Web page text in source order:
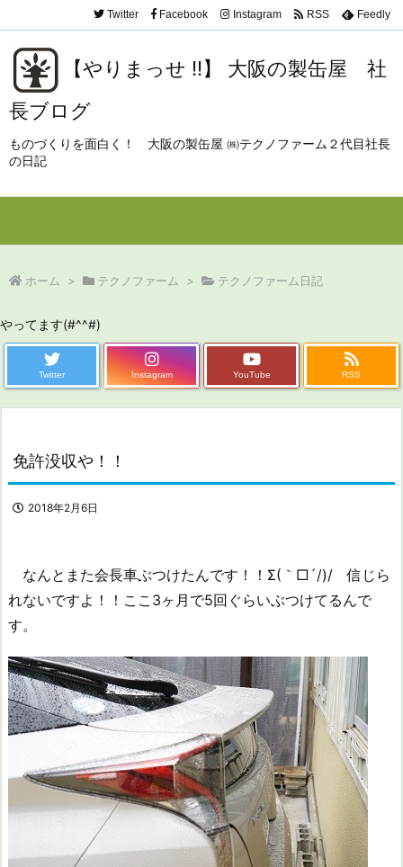
【やりまっせ !!】 大阪の製缶屋 社
長ブログ
ものづくりを面白く！ 大阪の製缶屋 ㈱テクノファーム２代目社長
の日記
Twitter Facebook Instagram RSS Feedly
ホーム > テクノファーム > テクノファーム日記
やってます(#^^#)
Twitter Instagram YouTube RSS
免許没収や！！
2018年2月6日
なんとまた会長車ぶつけたんです！！Σ(｀□´/)/ 信じら
れないですよ！！ここ3ヶ月で5回ぐらいぶつけてるんで
す。